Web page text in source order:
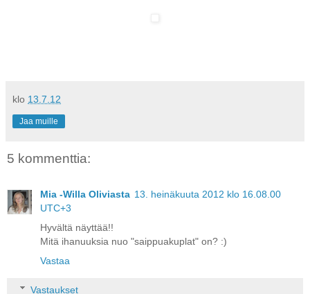
klo 13.7.12
Jaa muille
5 kommenttia:
Mia -Willa Oliviasta 13. heinäkuuta 2012 klo 16.08.00
UTC+3
Hyvältä näyttää!!
Mitä ihanuuksia nuo "saippuakuplat" on? :)
Vastaa
Vastaukset